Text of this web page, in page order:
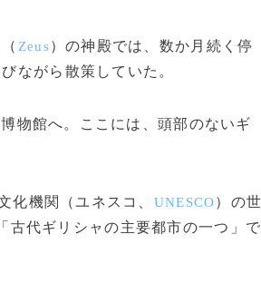
Zeus）の神殿では、数か月続く停
ながら散策していた。
物館へ。ここには、頭部のないギ
機関（ユネスコ、 UNESCO）の
古代ギリシャの主要都市の一つ」で